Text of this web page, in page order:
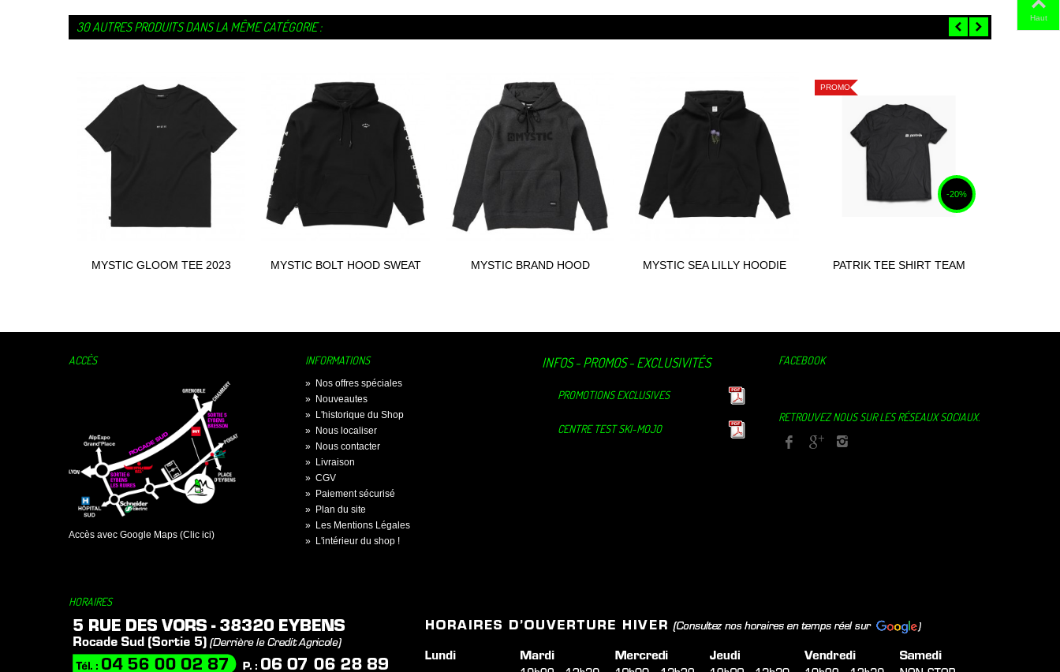
30 AUTRES PRODUITS DANS LA MÊME CATÉGORIE :
MYSTIC GLOOM TEE 2023 Ajouter au panier
MYSTIC BOLT HOOD SWEAT
MYSTIC BRAND HOOD
MYSTIC SEA LILLY HOODIE
PROMO
-20%
PATRIK TEE SHIRT TEAM
ACCÈS
Accès avec Google Maps (Clic ici)
INFORMATIONS
» Nos offres spéciales
» Nouveautes
» L'historique du Shop
» Nous localiser
» Nous contacter
» Livraison
» CGV
» Paiement sécurisé
» Plan du site
» Les Mentions Légales
» L'intérieur du shop !
INFOS - PROMOS - EXCLUSIVITÉS
PROMOTIONS EXCLUSIVES
CENTRE TEST SKI-MOJO
FACEBOOK
RETROUVEZ NOUS SUR LES RÉSEAUX SOCIAUX.
HORAIRES
Haut